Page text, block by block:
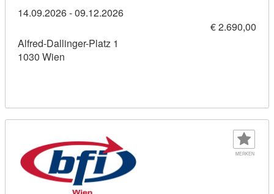
14.09.2026 - 09.12.2026
€ 2.690,00
Alfred-Dallinger-Platz 1
1030 Wien
MERKEN